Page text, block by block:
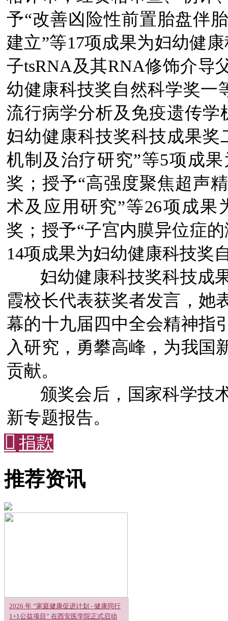
予“改善凶险性前置胎盘伴
建立”等17项成果为妇幼健
子tsRNA及其RNA修饰介导
幼健康科技奖自然科学奖一
流行病学分析及免疫遗传学
妇幼健康科技奖科技成果
机制及治疗研究”等5项成
奖；授予“高强度聚焦超声
术及应用研究”等26项成
奖；授予“子宫内膜异位
14项成果为妇幼健康科技奖
妇幼健康科技奖科技成果
霞校长代表获奖者发言，她
幕的十九届四中全会精神指
入研究，勇攀高峰，为我国
贡献。
颁奖会后，国家科学技术
新专题报告。
 捐款
推荐资讯
2026 年 “家庭健康促进计划 - 健康同行
1+1公益项目” 在西安医学院正式启动